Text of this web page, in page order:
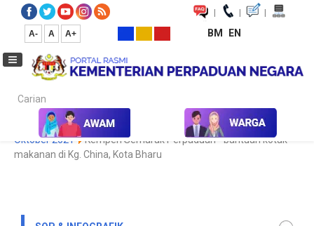
| | |
A- A A+ BM EN
Carian...
Laman Utama SOP & Infografik Koleksi Media
Galeri Foto
Oktober 2021
Kempen Semarak Perpaduan - bantuan kotak
makanan di Kg. China, Kota Bharu